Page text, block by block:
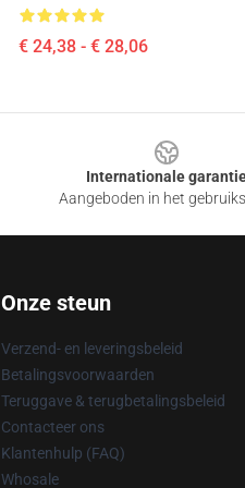
€ 24,38 - € 28,06
Internationale
Aangeboden in het
Onze steun
Verzend- en leveringsbeleid
Betalingsvoorwaarden
Teruggave & terugbetalingsbeleid
Contacteer ons
Klantenhulp (FAQ)
Whosale